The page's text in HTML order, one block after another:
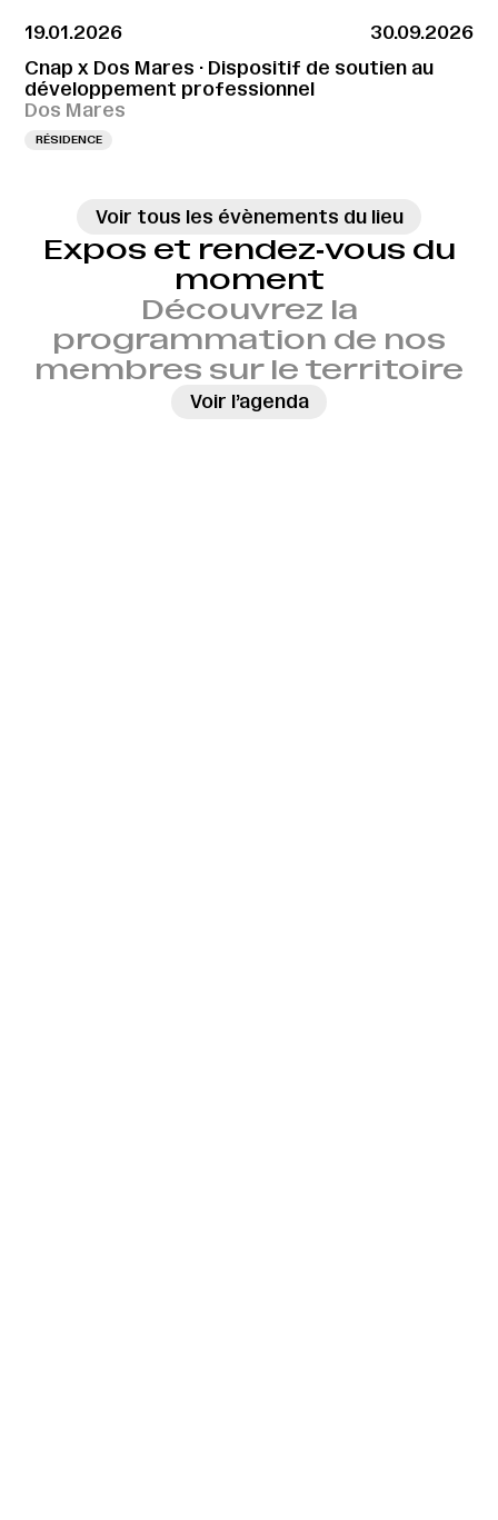
19.01.2026
30.09.2026
Cnap x Dos Mares · Dispositif de soutien au
développement professionnel
Dos Mares
RÉSIDENCE
Voir tous les évènements du lieu
Expos et rendez‑vous du
moment
Découvrez la
programmation de nos
membres sur le territoire
Voir l’agenda